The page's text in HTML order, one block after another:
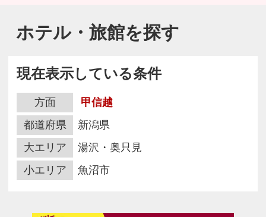
ホテル・旅館を探す
現在表示している条件
方面
甲信越
都道府県
新潟県
大エリア
湯沢・奥只見
小エリア
魚沼市